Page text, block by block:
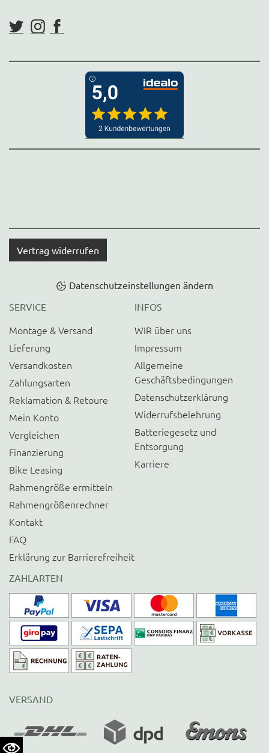
Vertrag widerrufen
Datenschutzeinstellungen ändern
SERVICE
Montage & Versand
Lieferung
Versandkosten
Zahlungsarten
Reklamation & Retoure
Mein Konto
Vergleichen
Finanzierung
Bike Leasing
Rahmengröße ermitteln
Rahmengrößenrechner
Kontakt
FAQ
Erklärung zur Barrierefreiheit
INFOS
WIR über uns
Impressum
Allgemeine
Geschäftsbedingungen
Datenschutzerklärung
Widerrufsbelehrung
Batteriegesetz und
Entsorgung
Karriere
ZAHLARTEN
VERSAND